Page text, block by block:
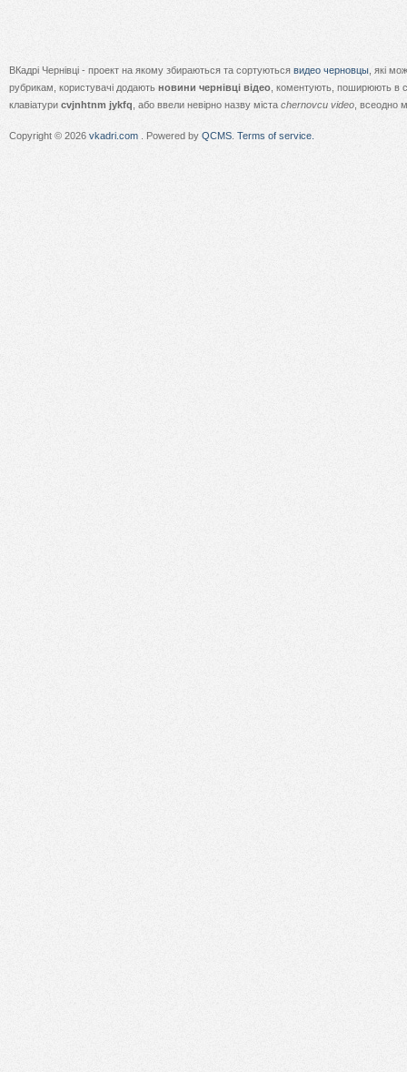
ВКадрі Чернівці - проект на якому збираються та сортуються видео черновцы , які
рубрикам, користувачі додають новини чернівці відео , коментують, поширюють в
клавіатури cvjnhtnm jykfq , або ввели невірно назву міста chernovcu video , всеодно
Copyright © 2026 vkadri.com . Powered by QCMS Terms of service.